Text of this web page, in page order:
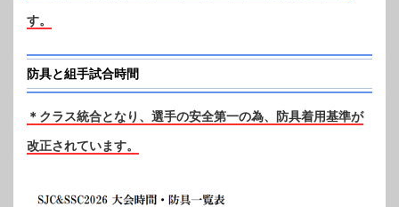
す。
防具と組手試合時間
＊クラス統合となり、選手の安全第一の為、防具着用基準が
改正されています。